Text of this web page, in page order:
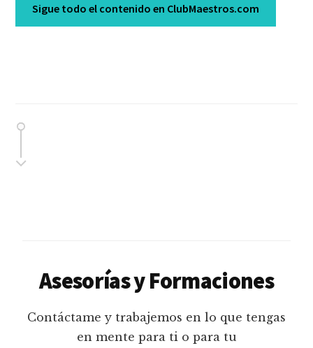
Sigue todo el contenido en ClubMaestros.com
Asesorías y Formaciones
Contáctame y trabajemos en lo que tengas
en mente para ti o para tu